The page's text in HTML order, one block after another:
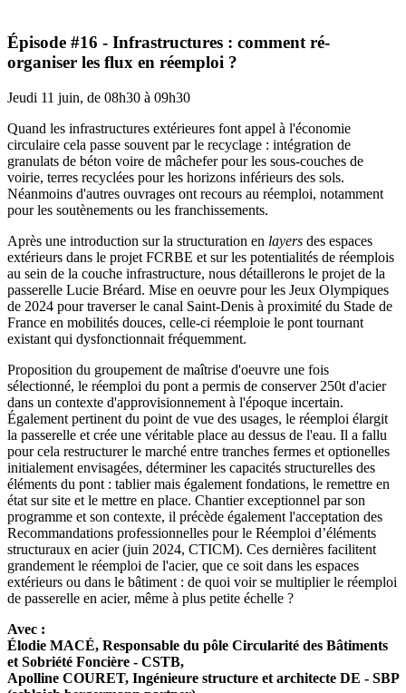
Épisode #16 - Infrastructures : comment ré-
organiser les flux en réemploi ?
Jeudi 11 juin, de 08h30 à 09h30
Quand les infrastructures extérieures font appel à l'économie
circulaire cela passe souvent par le recyclage : intégration de
granulats de béton voire de mâchefer pour les sous-couches de
voirie, terres recyclées pour les horizons inférieurs des sols.
Néanmoins d'autres ouvrages ont recours au réemploi, notamment
pour les soutènements ou les franchissements.
Après une introduction sur la structuration en layers des espaces
extérieurs dans le projet FCRBE et sur les potentialités de réemplois
au sein de la couche infrastructure, nous détaillerons le projet de la
passerelle Lucie Bréard. Mise en oeuvre pour les Jeux Olympiques
de 2024 pour traverser le canal Saint-Denis à proximité du Stade de
France en mobilités douces, celle-ci réemploie le pont tournant
existant qui dysfonctionnait fréquemment.
Proposition du groupement de maîtrise d'oeuvre une fois
sélectionné, le réemploi du pont a permis de conserver 250t d'acier
dans un contexte d'approvisionnement à l'époque incertain.
Également pertinent du point de vue des usages, le réemploi élargit
la passerelle et crée une véritable place au dessus de l'eau. Il a fallu
pour cela restructurer le marché entre tranches fermes et optionelles
initialement envisagées, déterminer les capacités structurelles des
éléments du pont : tablier mais également fondations, le remettre en
état sur site et le mettre en place. Chantier exceptionnel par son
programme et son contexte, il précède également l'acceptation des
Recommandations professionnelles pour le Réemploi d’éléments
structuraux en acier (juin 2024, CTICM). Ces dernières facilitent
grandement le réemploi de l'acier, que ce soit dans les espaces
extérieurs ou dans le bâtiment : de quoi voir se multiplier le réemploi
de passerelle en acier, même à plus petite échelle ?
Avec :
Élodie MACÉ, Responsable du pôle Circularité des Bâtiments
et Sobriété Foncière - CSTB,
Apolline COURET, Ingénieure structure et architecte DE - SBP